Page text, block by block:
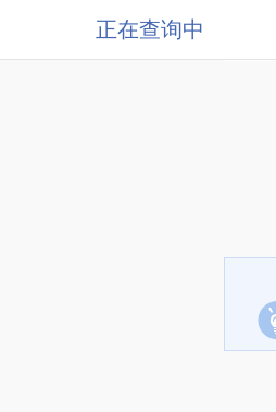
正在查询中